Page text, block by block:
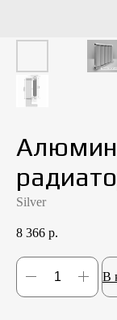
Silver
8 366 р.
В